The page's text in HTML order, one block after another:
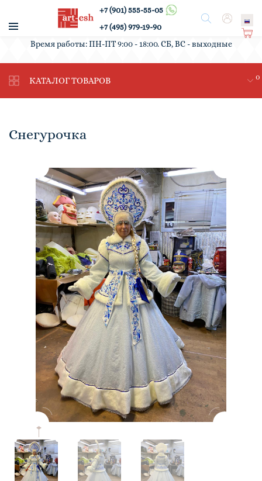
Поиск
+7 (901) 555-55-05
+7 (495) 979-19-90
Ко
ин
а
0
Вход
/
Время работы: ПН-ПТ 9:00 - 18:00. СБ, ВС - выходные
КАТАЛОГ ТОВАРОВ
Снегурочка